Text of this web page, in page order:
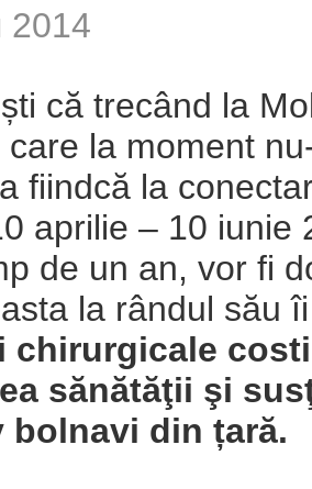
2014
că trecând la
care la moment
fiindcă la
aprilie – 10 iunie
de un an, vor fi
la rândul său
chirurgicale
sănătăţii şi
bolnavi din țară.